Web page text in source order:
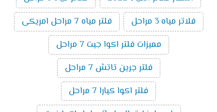
فلاتر مياه 3 مراحل
فلتر مياه 7 مراحل امريكى
مميزات فلتر اكوا جيت 7 مراحل
فلتر جرين تاتش 7 مراحل
فلتر اكوا كيارا 7 مراحل